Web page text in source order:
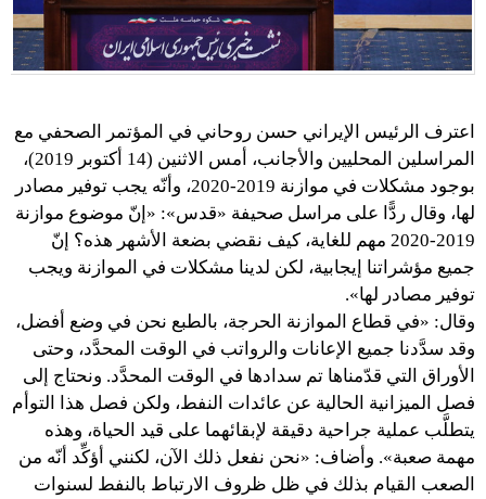
اعترف الرئيس الإيراني حسن روحاني في المؤتمر الصحفي مع
المراسلين المحليين والأجانب، أمس الاثنين (14 أكتوبر 2019)،
بوجود مشكلات في موازنة 2019-2020، وأنّه يجب توفير مصادر
لها، وقال ردًّا على مراسل صحيفة «قدس»: «إنّ موضوع موازنة
2019-2020 مهم للغاية، كيف نقضي بضعة الأشهر هذه؟ إنّ
جميع مؤشراتنا إيجابية، لكن لدينا مشكلات في الموازنة ويجب
توفير مصادر لها».
وقال: «في قطاع الموازنة الحرجة، بالطبع نحن في وضع أفضل،
وقد سدَّدنا جميع الإعانات والرواتب في الوقت المحدَّد، وحتى
الأوراق التي قدّمناها تم سدادها في الوقت المحدَّد. ونحتاج إلى
فصل الميزانية الحالية عن عائدات النفط، ولكن فصل هذا التوأم
يتطلَّب عملية جراحية دقيقة لإبقائهما على قيد الحياة، وهذه
مهمة صعبة». وأضاف: «نحن نفعل ذلك الآن، لكنني أؤكِّد أنّه من
الصعب القيام بذلك في ظل ظروف الارتباط بالنفط لسنوات